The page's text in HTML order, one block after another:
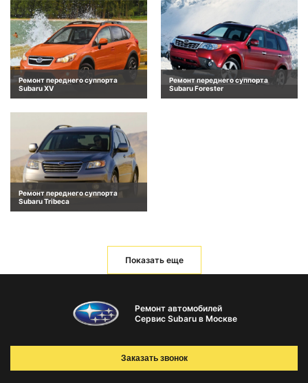
Ремонт переднего суппорта
Subaru XV
Ремонт переднего суппорта
Subaru Forester
Ремонт переднего суппорта
Subaru Tribeca
Показать еще
Ремонт автомобилей
Сервис Subaru в Москве
Заказать звонок